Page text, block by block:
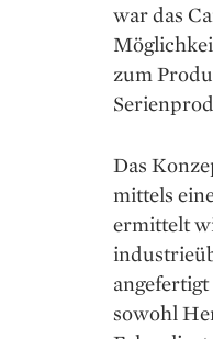
war das
zum
Das
mittels
ermittelt
sowohl